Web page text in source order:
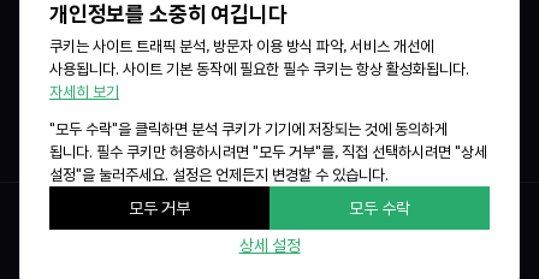
Paving the road to AI-powered world
김준기 22:13
Lablup Inc. All rights reserved.
The Good, the Bad, the Weird
개인정보를 소중히 여깁니다
쿠키는 사이트 트래픽 분석, 방문자 이용 방식 파악, 서비스 개선에
사용됩니다. 사이트 기본 동작에 필요한 필수 쿠키는 항상 활성화됩니다.
자세히 보기
"모두 수락"을 클릭하면 분석 쿠키가 기기에 저장되는 것에 동의하게
됩니다. 필수 쿠키만 허용하시려면 "모두 거부"를, 직접 선택하시려면 "상세
설정"을 눌러주세요. 설정은 언제든지 변경할 수 있습니다.
상세 설정
모두 거부 모두 수락